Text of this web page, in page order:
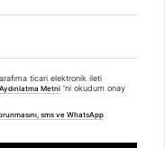
ticari elektronik ileti
Metni 'ni okudum onay
sms ve WhatsApp